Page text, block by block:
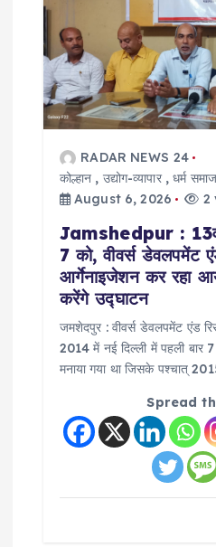
g
a
RADAR NEWS 24
कोल्हान , उद्योग-व्यापार,धर्म समाज
August 6, 2026
2
Jamshedpur :
7 को, वीवर्स डेवलपमेंट
आर्गेनाइजेशन कर रहा
करेंगे उद्घाटन
जमशेदपुर : वीवर्स डेवलपमेंट एंड
2014 में नई दिल्ली में पहली बार
मनाया गया था जिसके पश्चात्
Spread